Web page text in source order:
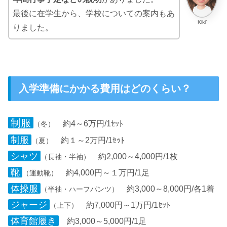
Kiki’
最後に在学生から、学校についての案内もあ
りました。
入学準備にかかる費用はどのくらい？
制服 （冬） 約4～6万円/1ｾｯﾄ
制服 （夏） 約１～2万円/1ｾｯﾄ
シャツ （長袖・半袖） 約2,000～4,000円/1枚
靴 （運動靴） 約4,000円～１万円/1足
体操服 （半袖・ハーフパンツ） 約3,000～8,000円/各1着
ジャージ （上下） 約7,000円～1万円/1ｾｯﾄ
体育館履き 約3,000～5,000円/1足